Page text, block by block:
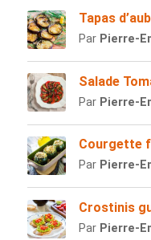
Tapas
Par Pierre-
Salade
Par Pierre-
Courgette
Par Pierre-
Crostinis
Par Pierre-